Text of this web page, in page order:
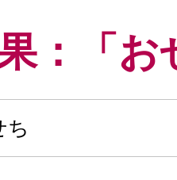
：「お